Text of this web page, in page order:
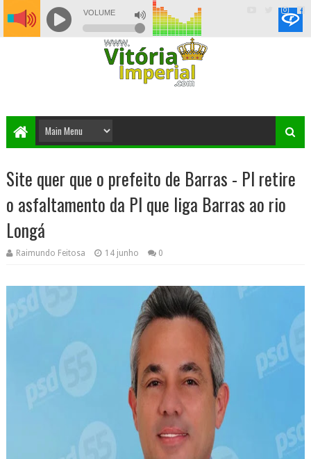
Site quer que o prefeito de Barras - PI retire
o asfaltamento da PI que liga Barras ao rio
Longá
Raimundo Feitosa 14 junho 0